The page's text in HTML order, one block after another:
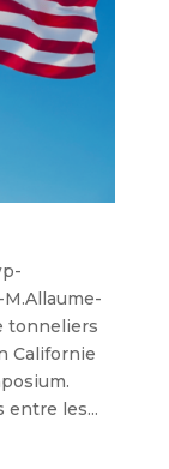
tonneliers
Californie
entre les...